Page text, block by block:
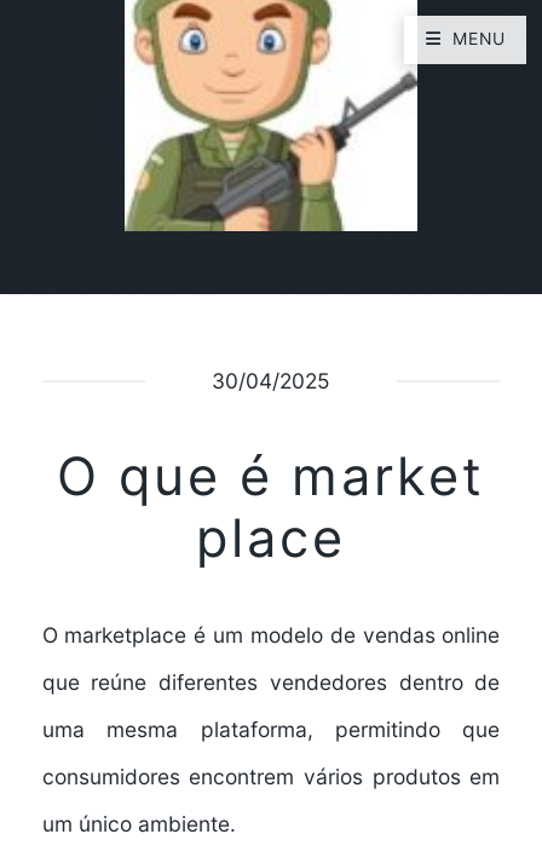
30/04/2025
O que é market
place
O marketplace é um modelo de vendas online
que reúne diferentes vendedores dentro de
uma mesma plataforma, permitindo que
consumidores encontrem vários produtos em
um único ambiente.
MENU